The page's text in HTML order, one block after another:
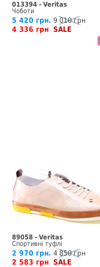
013394 - Veritas
Чоботи
5 420 грн. 9 010 грн
4 336 грн SALE
89058 - Veritas
Спортивні туфлі
2 970 грн. 4 850 грн
2 583 грн SALE